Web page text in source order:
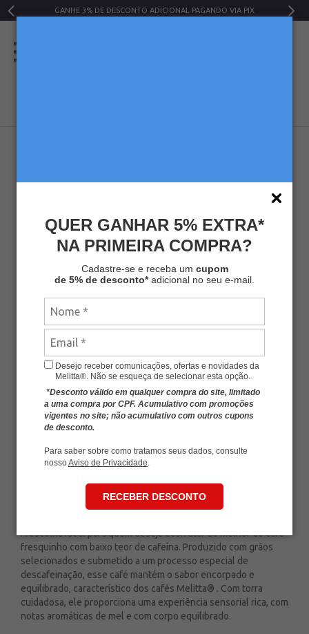
QUER GANHAR 5% EXTRA*
NA PRIMEIRA COMPRA?
Cadastre-se e receba um cupom
de 5% de desconto*adicional no seu e-mail.
Desejo receber comunicações, ofertas e novidades da
Melitta®. Não se esqueça de selecionar esta opção.
*Desconto válido em qualquer compra do site, limitado
a uma compra por CPF. Acumulativo com promoções
vigentes no site; não acumulativo com outros cupons
de desconto.
Para saber sobre como tratamos seus dados, consulte
nossoAviso de Privacidade.
RECEBER DESCONTO
GANHE 3% DE DESCONTO ADICIONAL PAGANDO VIA PIX
CAFÉ MELITTA® DESCAFEINADO
VÁCUO 250G
MLT-11006302
Avalie esse produto
De: R$ 34,90
R$ 31,41
Economia deR$ 3,49
- +
ADICIONAR AO CARRINHO
Café Melitta® Descafeinado Vácuo 250g
A escolha ideal para quem deseja desfrutar do melhor do café
fresquinho com baixo teor de cafeína. Produzido com grãos
selecionados e submetido a um processo especial de
descafeinação, esse café mantém o sabor encorpado e
equilibrado, característico dos cafés Melitta® . Com torra
cuidadosa, ele proporciona uma experiência sensorial rica, com
notas aromáticas de mel e com corpo equilibrado.